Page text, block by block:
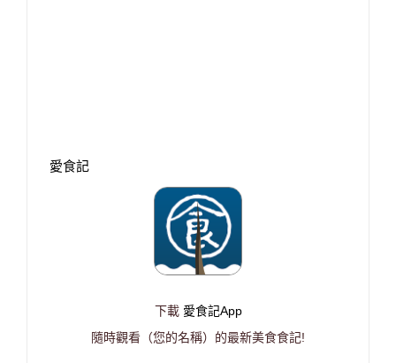
愛食記
下載 愛食記App
隨時觀看（您的名稱）的最新美食食記!